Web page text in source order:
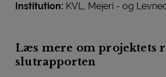
Institution: KVL, Mejeri - og
Læs mere om projektets
slutrapporten